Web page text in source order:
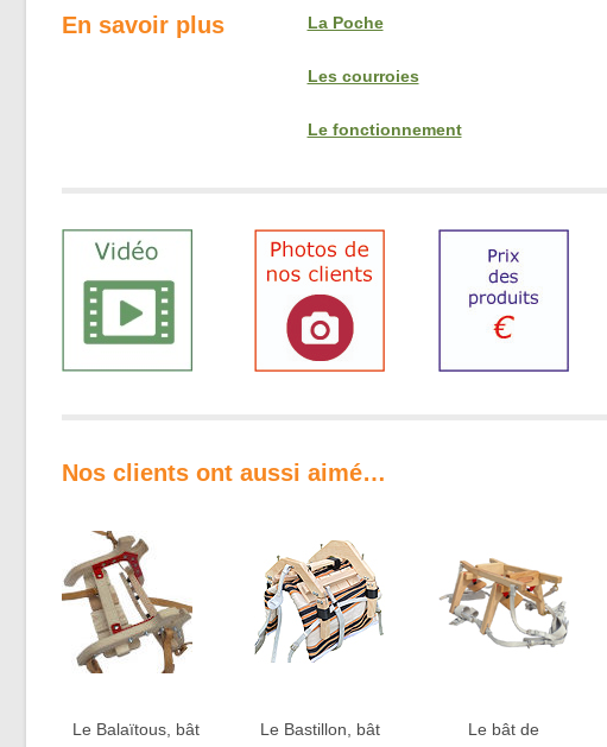
En savoir plus La Poche
Les courroies
Le fonctionnement
Nos clients ont aussi aimé…
Le Balaïtous, bât
Le Bastillon, bât
Le bât de